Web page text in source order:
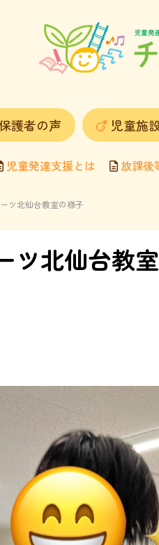
護者の声 児童施
児童発達支援とは 放課後
ツ北仙台教室の様子
ツ北仙台教